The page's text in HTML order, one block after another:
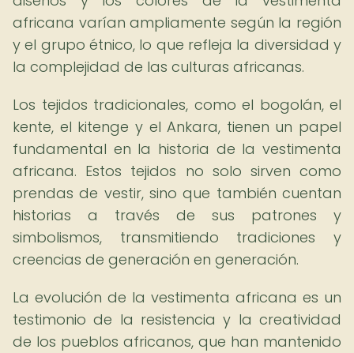
africana varían ampliamente según la región
y el grupo étnico, lo que refleja la diversidad y
la complejidad de las culturas africanas.
Los tejidos tradicionales, como el bogolán, el
kente, el kitenge y el Ankara, tienen un papel
fundamental en la historia de la vestimenta
africana. Estos tejidos no solo sirven como
prendas de vestir, sino que también cuentan
historias a través de sus patrones y
simbolismos, transmitiendo tradiciones y
creencias de generación en generación.
La evolución de la vestimenta africana es un
testimonio de la resistencia y la creatividad
de los pueblos africanos, que han mantenido